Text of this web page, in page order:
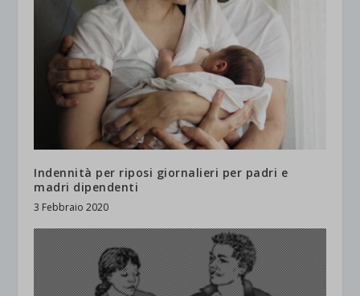
Indennità per riposi giornalieri per padri e
madri dipendenti
3 Febbraio 2020